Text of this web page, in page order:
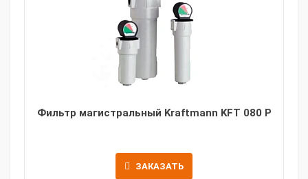
Фильтр магистральный Kraftmann KFT 080 P
ЗАКАЗАТЬ